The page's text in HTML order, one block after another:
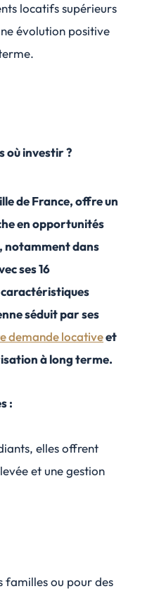
locatifs supérieurs
évolution positive
où investir ?
de France, offre un
en opportunités
notamment dans
ses 16
séduit par ses
demande locativeet
à long terme.
:
elles offrent
et une gestion
familles ou pour des